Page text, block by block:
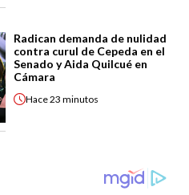
Radican demanda de nulidad
contra curul de Cepeda en el
Senado y Aida Quilcué en
Cámara
Hace23 minutos